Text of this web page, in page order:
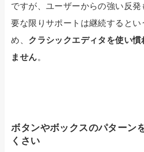
ですが、ユーザーからの強い反
要な限りサポートは継続するとい
め、 クラシックエディタを使い慣
ません。
ボタンやボックスのパターン
くさい